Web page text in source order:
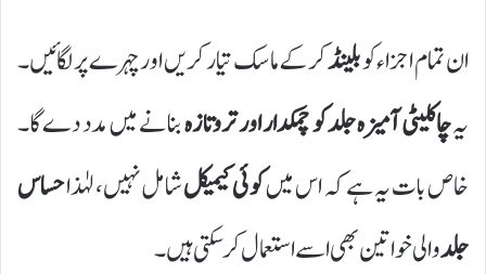
ان تمام اجزاء کوبلینڈکر کے ماسک تیار کریں اور چہرے پر لگائیں۔
یہچاکلیٹی آمیزہ جلد کو چمکدار اور تروتازہبنانے میں مدد دے گا۔
خاص بات یہ ہے کہ اس میںکوئی کیمیکلشامل نہیں، لہٰذاحساس
جلدوالی خواتین بھی اسے استعمال کر سکتی ہیں۔